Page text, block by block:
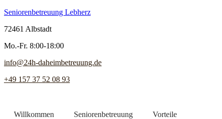
Seniorenbetreuung Lebherz
72461 Albstadt
Mo.-Fr. 8:00-18:00
info@24h-daheimbetreuung.de
+49 157 37 52 08 93
Willkommen Seniorenbetreuung Vorteile